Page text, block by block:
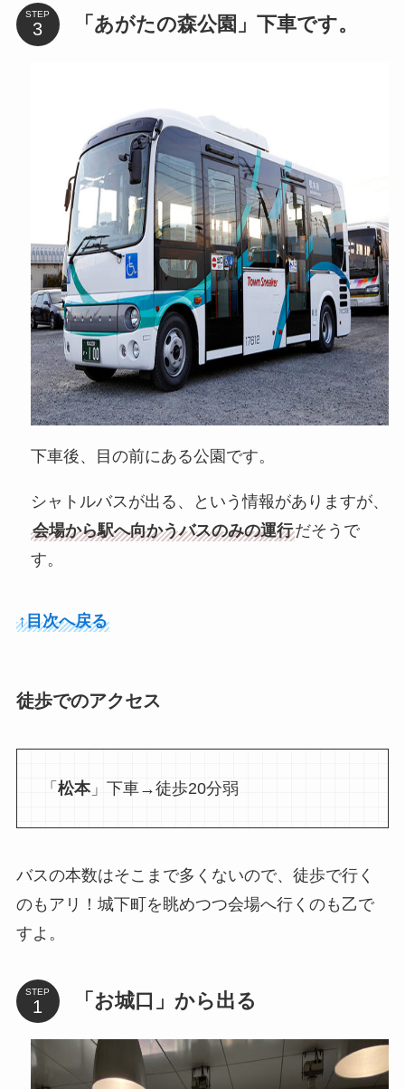
STEP 「あがたの森公園」下車です。
下車後、目の前にある公園です。
シャトルバスが出る、という情報がありますが、
会場から駅へ向かうバスのみの運行だそうで
す。
↑目次へ戻る
徒歩でのアクセス
「 松本」下車→徒歩20分弱
バスの本数はそこまで多くないので、徒歩で行く
のもアリ！城下町を眺めつつ会場へ行くのも乙で
すよ。
STEP 「お城口」から出る